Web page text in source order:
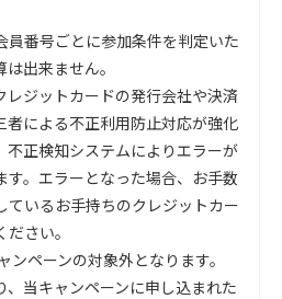
員番号ごとに参加条件を判定いた
出来ません。
ジットカードの発行会社や決済
者による不正利用防止対応が強化
不正検知システムによりエラーが
す。エラーとなった場合、お手数
ているお手持ちのクレジットカー
さい。
ンペーンの対象外となります。
当キャンペーンに申し込まれた